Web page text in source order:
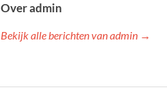
Over admin
Bekijk alle berichten van admin →